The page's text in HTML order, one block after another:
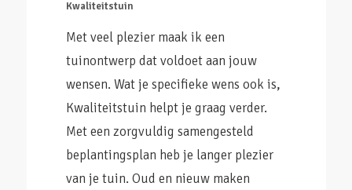
Kwaliteitstuin
Met veel plezier maak ik een
tuinontwerp dat voldoet aan jouw
wensen. Wat je specifieke wens ook is,
Kwaliteitstuin helpt je graag verder.
Met een zorgvuldig samengesteld
beplantingsplan heb je langer plezier
van je tuin. Oud en nieuw maken